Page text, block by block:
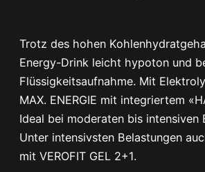
Trotz des hohen
Energy-Drink leicht hypoton und
Flüssigkeitsaufnahme. Mit
MAX. ENERGIE mit integriertem
Ideal bei moderaten bis intensiven
Unter intensivsten Belastungen
mit VEROFIT GEL 2+1.